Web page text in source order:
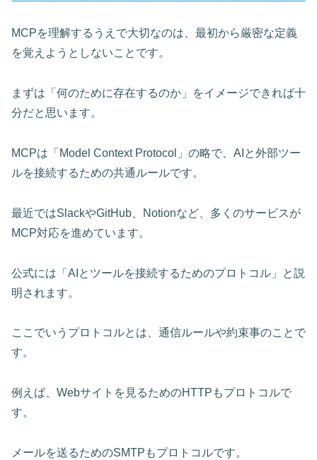
MCPを理解するうえで大切なのは、最初から厳密な定義
を覚えようとしないことです。
まずは「何のために存在するのか」をイメージできれば十
分だと思います。
MCPは「Model Context Protocol」の略で、AIと外部ツー
ルを接続するための共通ルールです。
最近ではSlackやGitHub、Notionなど、多くのサービスが
MCP対応を進めています。
公式には「AIとツールを接続するためのプロトコル」と説
明されます。
ここでいうプロトコルとは、通信ルールや約束事のことで
す。
例えば、Webサイトを見るためのHTTPもプロトコルで
す。
メールを送るためのSMTPもプロトコルです。